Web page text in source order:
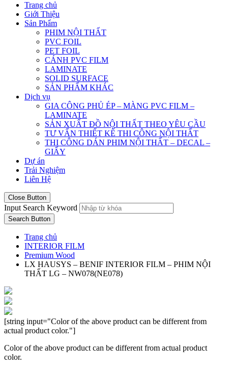
Trang chủ
Giới Thiệu
Sản Phẩm
PHIM NỘI THẤT
PVC FOIL
PET FOIL
CÁNH PVC FILM
LAMINATE
SOLID SURFACE
SẢN PHẨM KHÁC
Dịch vụ
GIA CÔNG PHỦ ÉP – MÀNG PVC FILM –
LAMINATE
SẢN XUẤT ĐỒ NỘI THẤT THEO YÊU CẦU
TƯ VẤN THIẾT KẾ THI CÔNG NỘI THẤT
THI CÔNG DÁN PHIM NỘI THẤT – DECAL –
GIẤY
Dự án
Trải Nghiệm
Liên Hệ
Close Button
Input Search Keyword
Search Button
Trang chủ
INTERIOR FILM
Premium Wood
LX HAUSYS – BENIF INTERIOR FILM – PHIM NỘI
THẤT LG – NW078(NE078)
[string input="Color of the above product can be different from
actual product color."]
Color of the above product can be different from actual product
color.